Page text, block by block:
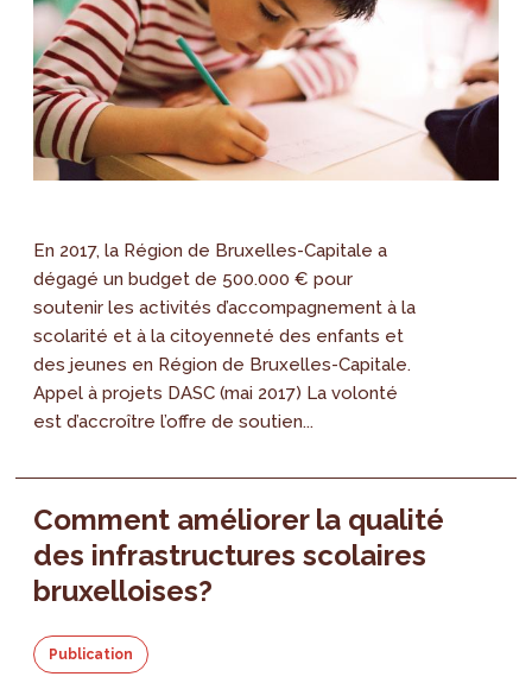
En 2017, la Région de Bruxelles-Capitale a
dégagé un budget de 500.000 € pour
soutenir les activités d’accompagnement à la
scolarité et à la citoyenneté des enfants et
des jeunes en Région de Bruxelles-Capitale.
Appel à projets DASC (mai 2017) La volonté
est d’accroître l’offre de soutien...
Comment améliorer la qualité
des infrastructures scolaires
bruxelloises?
Publication